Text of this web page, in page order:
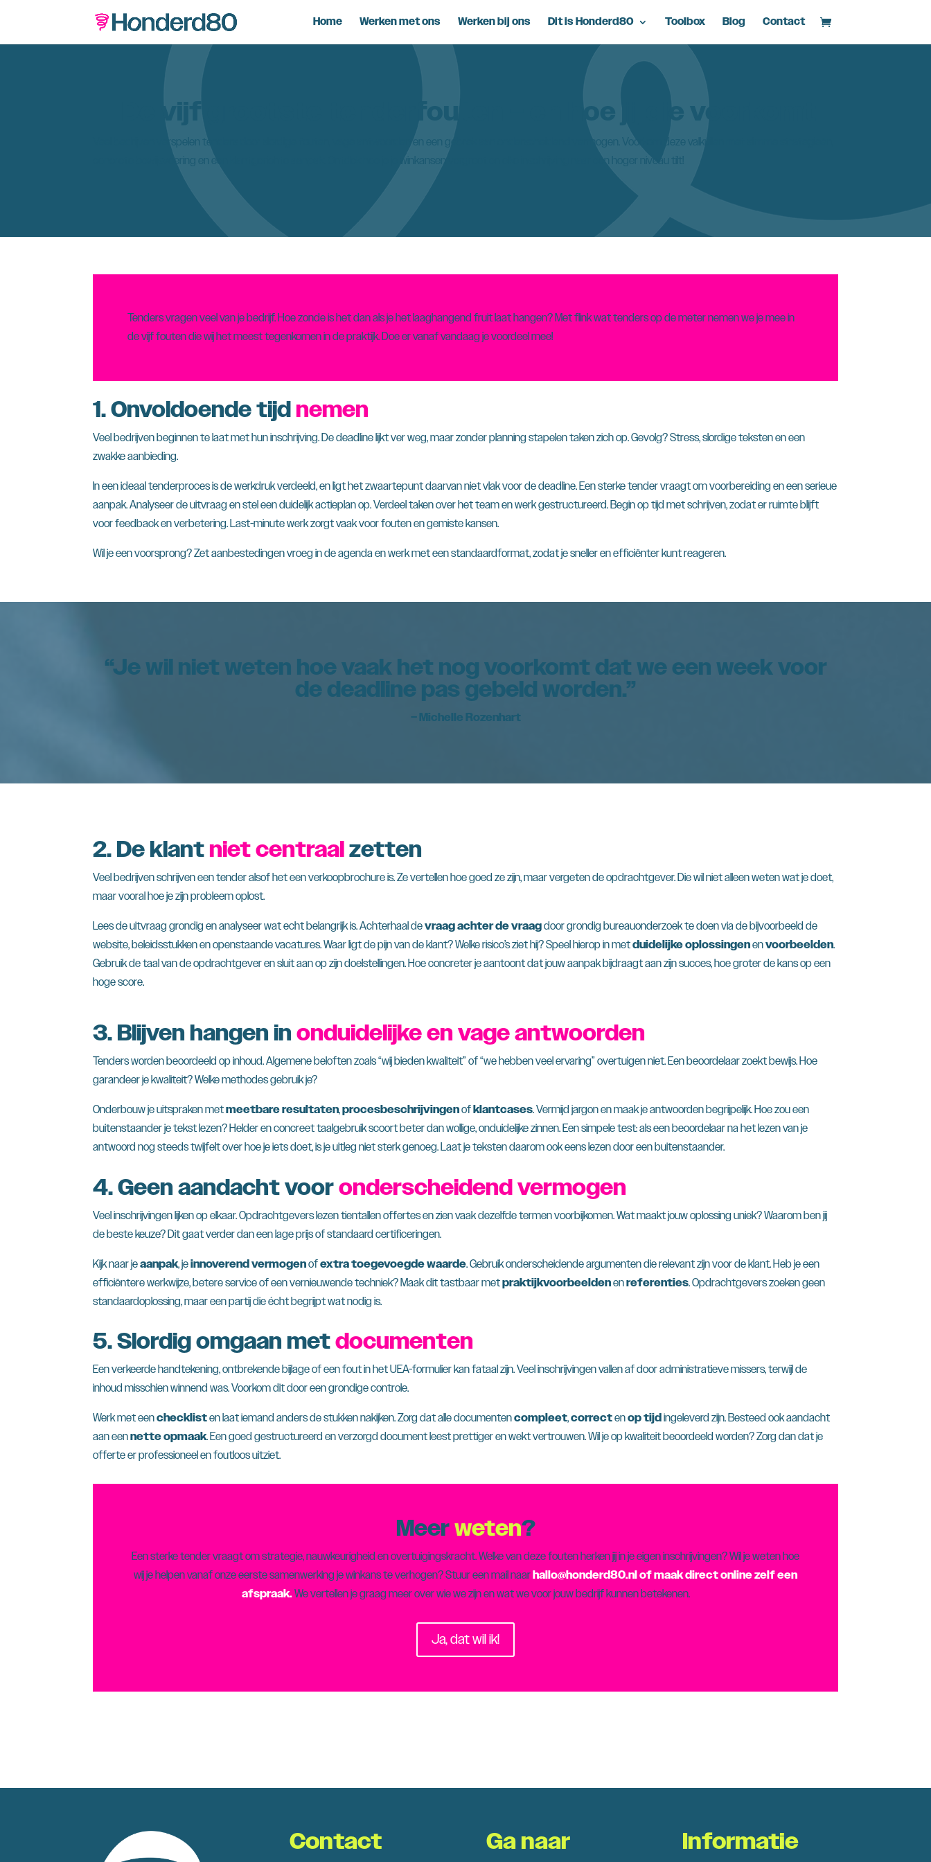
Home Werken met ons Werken bij ons Dit is Honderd80 Toolbox Blog Contact
De vijf grootste tenderfouten – en hoe jij die voorkomt
Veel bedrijven verspelen tenders door slordige fouten, vage antwoorden en een gebrek aan onderscheidend vermogen. Voorkom deze valkuilen met slimme strategieën,
concrete bewijsvoering en een klantgerichte aanpak. Ontdek hoe je je winkansen vergroot en elke inschrijving naar een hoger niveau tilt!
Tenders vragen veel van je bedrijf. Hoe zonde is het dan als je het laaghangend fruit laat hangen? Met flink wat tenders op de meter nemen we je mee in
de vijf fouten die wij het meest tegenkomen in de praktijk. Doe er vanaf vandaag je voordeel mee!
1. Onvoldoende tijdnemen
Veel bedrijven beginnen te laat met hun inschrijving. De deadline lijkt ver weg, maar zonder planning stapelen taken zich op. Gevolg? Stress, slordige teksten en een
zwakke aanbieding.
In een ideaal tenderproces is de werkdruk verdeeld, en ligt het zwaartepunt daarvan niet vlak voor de deadline. Een sterke tender vraagt om voorbereiding en een serieue
aanpak. Analyseer de uitvraag en stel een duidelijk actieplan op. Verdeel taken over het team en werk gestructureerd. Begin op tijd met schrijven, zodat er ruimte blijft
voor feedback en verbetering. Last-minute werk zorgt vaak voor fouten en gemiste kansen.
Wil je een voorsprong? Zet aanbestedingen vroeg in de agenda en werk met een standaardformat, zodat je sneller en efficiënter kunt reageren.
“Je wil niet weten hoe vaak het nog voorkomt dat we een week voor
de deadline pas gebeld worden.”
– Michelle Rozenhart
2. De klantniet centraalzetten
Veel bedrijven schrijven een tender alsof het een verkoopbrochure is. Ze vertellen hoe goed ze zijn, maar vergeten de opdrachtgever. Die wil niet alleen weten wat je doet,
maar vooral hoe je zijn probleem oplost.
Lees de uitvraag grondig en analyseer wat echt belangrijk is. Achterhaal devraag achter de vraagdoor grondig bureauonderzoek te doen via de bijvoorbeeld de
website, beleidsstukken en openstaande vacatures. Waar ligt de pijn van de klant? Welke risico’s ziet hij? Speel hierop in metduidelijke oplossingenenvoorbeelden.
Gebruik de taal van de opdrachtgever en sluit aan op zijn doelstellingen. Hoe concreter je aantoont dat jouw aanpak bijdraagt aan zijn succes, hoe groter de kans op een
hoge score.
3. Blijven hangen inonduidelijke en vage antwoorden
Tenders worden beoordeeld op inhoud. Algemene beloften zoals “wij bieden kwaliteit” of “we hebben veel ervaring” overtuigen niet. Een beoordelaar zoekt bewijs. Hoe
garandeer je kwaliteit? Welke methodes gebruik je?
Onderbouw je uitspraken metmeetbare resultaten,procesbeschrijvingenofklantcases. Vermijd jargon en maak je antwoorden begrijpelijk. Hoe zou een
buitenstaander je tekst lezen? Helder en concreet taalgebruik scoort beter dan wollige, onduidelijke zinnen. Een simpele test: als een beoordelaar na het lezen van je
antwoord nog steeds twijfelt over hoe je iets doet, is je uitleg niet sterk genoeg. Laat je teksten daarom ook eens lezen door een buitenstaander.
4. Geen aandacht vooronderscheidend vermogen
Veel inschrijvingen lijken op elkaar. Opdrachtgevers lezen tientallen offertes en zien vaak dezelfde termen voorbijkomen. Wat maakt jouw oplossing uniek? Waarom ben jij
de beste keuze? Dit gaat verder dan een lage prijs of standaard certificeringen.
Kijk naar jeaanpak, jeinnoverend vermogenofextra toegevoegde waarde. Gebruik onderscheidende argumenten die relevant zijn voor de klant. Heb je een
efficiëntere werkwijze, betere service of een vernieuwende techniek? Maak dit tastbaar metpraktijkvoorbeeldenenreferenties. Opdrachtgevers zoeken geen
standaardoplossing, maar een partij die écht begrijpt wat nodig is.
5. Slordig omgaan metdocumenten
Een verkeerde handtekening, ontbrekende bijlage of een fout in het UEA-formulier kan fataal zijn. Veel inschrijvingen vallen af door administratieve missers, terwijl de
inhoud misschien winnend was. Voorkom dit door een grondige controle.
Werk met eenchecklisten laat iemand anders de stukken nakijken. Zorg dat alle documentencompleet,correctenop tijdingeleverd zijn. Besteed ook aandacht
aan eennette opmaak. Een goed gestructureerd en verzorgd document leest prettiger en wekt vertrouwen. Wil je op kwaliteit beoordeeld worden? Zorg dan dat je
offerte er professioneel en foutloos uitziet.
Meerweten?
Een sterke tender vraagt om strategie, nauwkeurigheid en overtuigingskracht. Welke van deze fouten herken jij in je eigen inschrijvingen? Wil je weten hoe
wij je helpen vanaf onze eerste samenwerking je winkans te verhogen? Stuur een mail naarhallo@honderd80.nlof maak direct online zelf een
afspraak.We vertellen je graag meer over wie we zijn en wat we voor jouw bedrijf kunnen betekenen.
Ja, dat wil ik!
Contact Ga naar Informatie